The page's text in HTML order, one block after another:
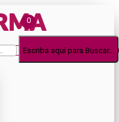
Escriba aquí para Buscar...
0